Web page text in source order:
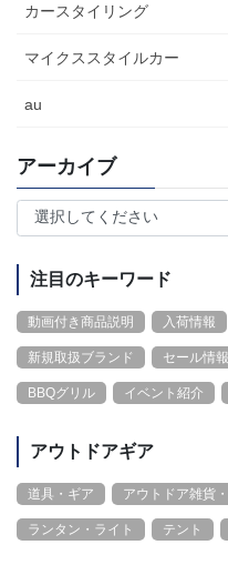
カースタイリング
マイクススタイルカー
au
アーカイブ
注目のキーワード
動画付き商品説明 入荷情報
新規取扱ブランド セール情報
BBQグリル イベント紹介
アウトドアギア
道具・ギア アウトドア雑貨
ランタン・ライト テント